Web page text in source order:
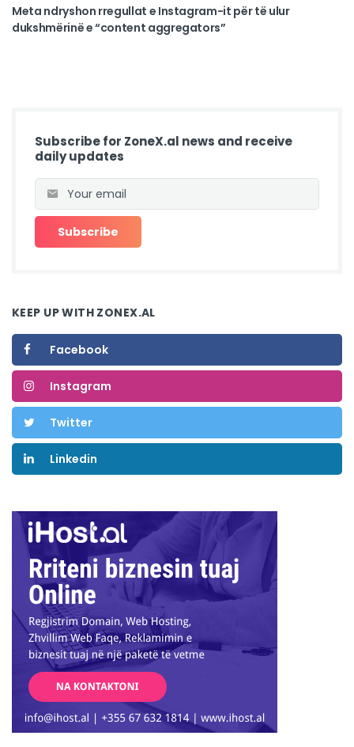
Meta ndryshon rregullat e Instagram-it për të ulur
dukshmërinë e “content aggregators”
Subscribe for ZoneX.al news and receive
daily updates
KEEP UP WITH ZONEX.AL
Facebook
Instagram
Twitter
Linkedin